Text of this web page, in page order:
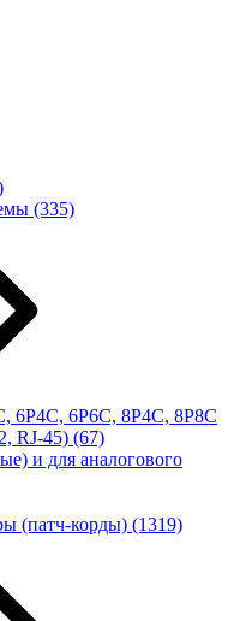
(335)
6P4C, 6P6C, 8P4C, 8P8C
RJ-45) (67)
и для аналогового
(патч-корды) (1319)